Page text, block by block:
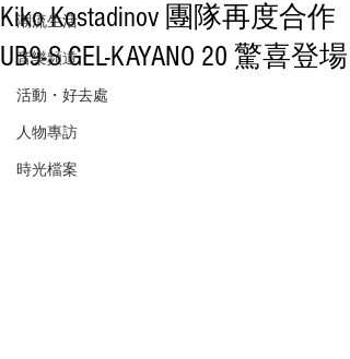
潮流生活
音樂頻道
活動・好去處
人物專訪
時光檔案
Kiko Kostadinov 團隊再度合作
UB9-S GEL-KAYANO 20 驚喜登場